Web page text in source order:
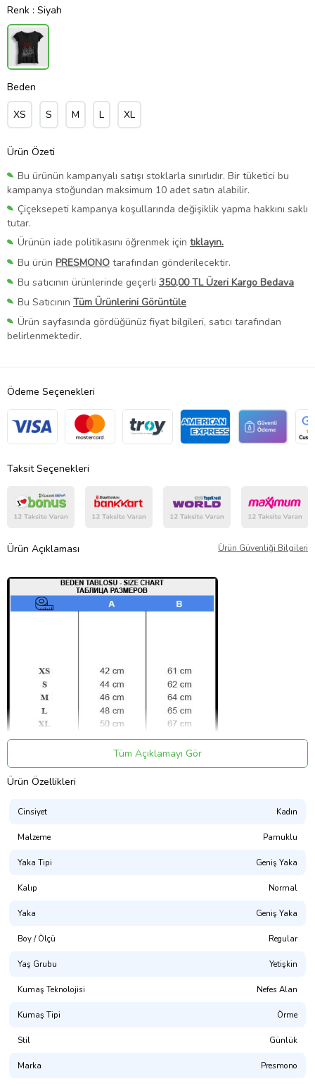
Renk : Siyah
Beden
XS S M L XL
Ürün Özeti
Bu ürünün kampanyalı satışı stoklarla sınırlıdır. Bir tüketici bu
kampanya stoğundan maksimum 10 adet satın alabilir.
Çiçeksepeti kampanya koşullarında değişiklik yapma hakkını saklı
tutar.
Ürünün iade politikasını öğrenmek için tıklayın.
Bu ürün PRESMONO tarafından gönderilecektir.
Bu satıcının ürünlerinde geçerli 350,00 TL Üzeri Kargo Bedava
Bu Satıcının Tüm Ürünlerini Görüntüle
Ürün sayfasında gördüğünüz fiyat bilgileri, satıcı tarafından
belirlenmektedir.
Ödeme Seçenekleri
Taksit Seçenekleri
Ürün Açıklaması Ürün Güvenliği Bilgileri
Presmono
Kalıp: Normal Kesim
%100 Pamuklu. 1. Kalite Penye
(NOT: Uygun bedeni bulamadınız mı? Mağaza sayfamızda
bulabilirsiniz.)
Yıkama Talimatı:
Dijital Baskı ile üretilmektedir.(OKEO-TEX® ECO PASSPORT
Tüm Açıklamayı Gör
Ürün Özellikleri
Cinsiyet Kadın
Malzeme Pamuklu
Yaka Tipi Geniş Yaka
Kalıp Normal
Yaka Geniş Yaka
Boy / Ölçü Regular
Yaş Grubu Yetişkin
Kumaş Teknolojisi Nefes Alan
Kumaş Tipi Örme
Stil Günlük
Marka Presmono